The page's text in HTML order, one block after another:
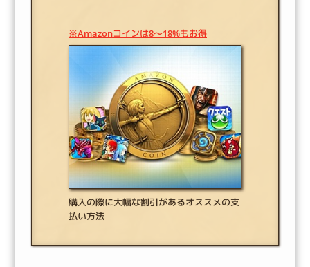
※Amazonコインは8～18%もお得
購入の際に大幅な割引があるオススメの支
払い方法